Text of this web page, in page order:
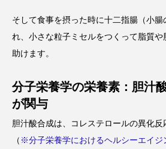
そして食事を摂った時に十二指腸（小腸
れ、小さな粒子ミセルをつくって脂質
助けます。
分子栄養学の栄養素：胆汁
が関与
胆汁酸合成は、コレステロールの異化反
（ ※分子栄養学におけるヘルシーエイジ